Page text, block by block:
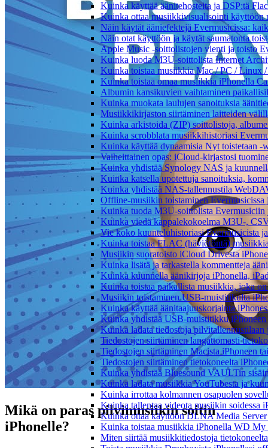
Kuinka käyttää äänitehosteita ja DSP:tä
Kuinka ottaa musiikkivisualisointi käyttöön
Näin käytät ääniefektejä Evermusicissa:
Näin otat käyttöön ja käytät saumatonta
Apple Music -soittolistojen vienti ja toisto
Kuinka luoda M3U-soittolista Internet
Kuinka toistaa musiikkia Mac / PC / Linux
Kuinka toistaa omaa musiikkia iPhonella
Albumin kansikuvien vaihtaminen
Kuinka muokata laulujen sanoituksia
Musiikkikirjaston siirtäminen laitteiden
Kuinka arkistoida (ZIP) soittolistoja,
Kuinka scrobblata musiikkihistoriasi
Kuinka käyttää dynaamisia Nyt toistetaan
Vaiheittainen opas: iCloud-kirjastosi
Kuinka yhdistää Synology NAS ja
Kuinka katsella upotettuja sanoituksia,
Kuinka yhdistää NAS-tallennustila
Offline-musiikin toistaminen
Kuinka tuoda M3U-soittolista Evermusiciin
Kuinka viedä kappalekokoelma M3U-,
Vie koko kuunteluhistoriasi Evermusicista
Kuinka toistaa FLAC (häviötöntä)
Musiikin suoratoisto iCloud Drivesta
Kuinka lisätä ja tarkastella kommentteja
Kuinka kuunnella äänikirjoja iPhonella,
Kuinka toistaa paikallista musiikkia, joka
Musiikin toistaminen USB-muistitikulta
Kuinka käyttää äänitaajuuskorjainta
Kuinka yhdistää USB-muistitikku
Kuinka ladata tiedostoja
Tiedostojen siirtäminen langattomasti
Tiedostojen siirtäminen Macista iPhoneen
Tiedostojen siirtäminen tietokoneelta
Kuinka yhdistää Bluesound VAULTin
Kuinka ladata musiikkia YouTubesta ja
Kuinka irrottaa kolmannen osapuolen
Kuinka tallentaa videota musiikin soidessa
Kuinka ottaa käyttöön DLNA Media Server
Kuinka toistaa musiikkia iPhonella WD My
Miten siirtää musiikkitiedostoja
Mikä on paras pilvimusiikin soitin
iPhonelle?